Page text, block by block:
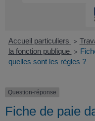
Accueil particuliers >
la fonction publique >
quelles sont les règles ?
Question-réponse
Fiche de paie